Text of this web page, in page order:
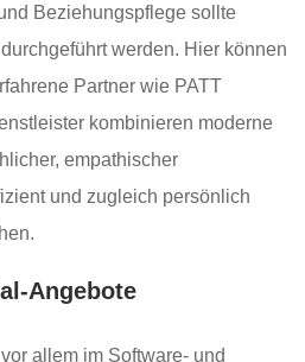
Beziehungspflege sollte
werden. Hier können
Partner wie PATT
kombinieren moderne
empathischer
und zugleich persönlich
Angebote
allem im Software- und